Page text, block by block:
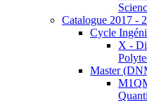
Catalogue 2017 -
Cycle
X -
Master